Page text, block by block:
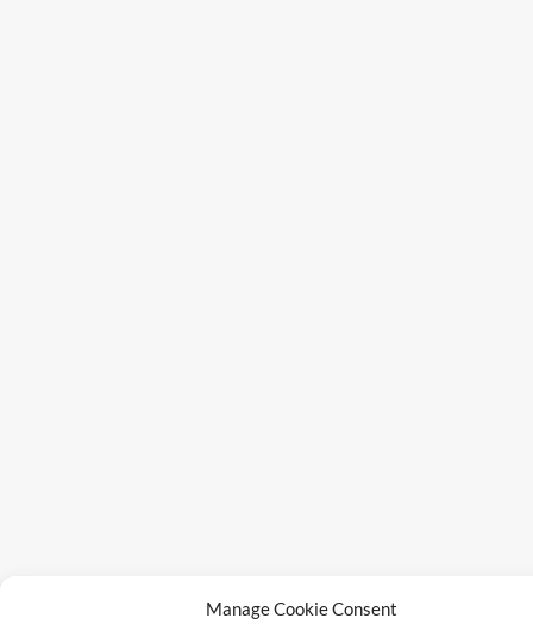
Manage Cookie Consent